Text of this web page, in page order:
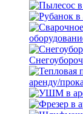
аренду/